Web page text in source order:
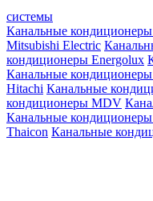
системы
Канальные кондиционеры
Mitsubishi Electric
кондиционеры Energolux
Канальные кондиционеры
Hitachi Канальные
кондиционеры MDV
Канальные кондиционеры
Thaicon Канальные